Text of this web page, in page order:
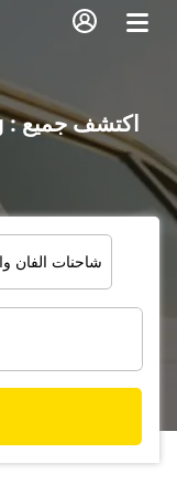
شاحنات الفان